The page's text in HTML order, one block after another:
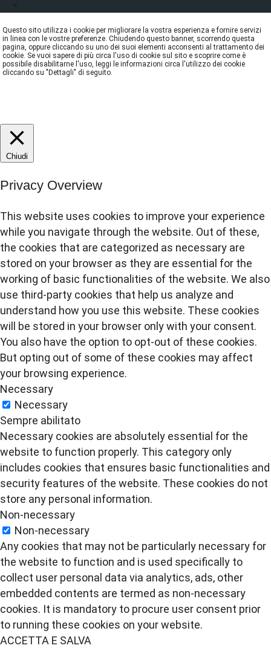
Questo sito utilizza i cookie per migliorare la vostra esperienza e fornire servizi
in linea con le vostre preferenze. Chiudendo questo banner, scorrendo questa
pagina, oppure cliccando su uno dei suoi elementi acconsenti al trattamento dei
cookie. Se vuoi sapere di più circa l'uso di cookie sul sito e scoprire come è
possibile disabilitarne l'uso, leggi le informazioni circa l'utilizzo dei cookie
cliccando su "Dettagli" di seguito.
Chiudi
Privacy Overview
This website uses cookies to improve your experience
while you navigate through the website. Out of these,
the cookies that are categorized as necessary are
stored on your browser as they are essential for the
working of basic functionalities of the website. We also
use third-party cookies that help us analyze and
understand how you use this website. These cookies
will be stored in your browser only with your consent.
You also have the option to opt-out of these cookies.
But opting out of some of these cookies may affect
your browsing experience.
Necessary
Necessary
Sempre abilitato
Necessary cookies are absolutely essential for the
website to function properly. This category only
includes cookies that ensures basic functionalities and
security features of the website. These cookies do not
store any personal information.
Non-necessary
Non-necessary
Any cookies that may not be particularly necessary for
the website to function and is used specifically to
collect user personal data via analytics, ads, other
embedded contents are termed as non-necessary
cookies. It is mandatory to procure user consent prior
to running these cookies on your website.
ACCETTA E SALVA